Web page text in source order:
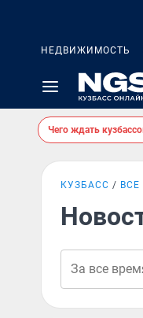
НЕДВИЖИМОСТЬ
Чего ждать
КУЗБАСС